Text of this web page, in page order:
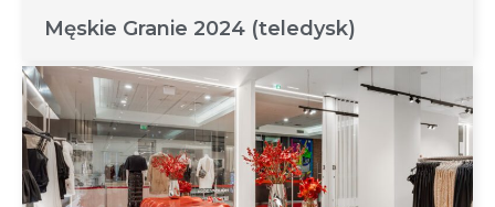
Męskie Granie 2024 (teledysk)